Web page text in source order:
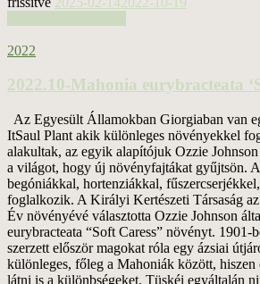
2022
2022.10-Mahonia eurybracteata
Az Egyesült Államokban Giorgiaban van
ItSaul Plant akik különleges növényekkel
alakultak, az egyik alapítójuk Ozzie
a világot, hogy új növényfajtákat gyűjtsön.
begóniákkal, hortenziákkal,
foglalkozik. A Királyi Kertészeti Társaság
Év növényévé választotta Ozzie Johnson
eurybracteata “Soft Caress” növényt. 1901-
szerzett először magokat róla egy ázsiai
különleges, főleg a Mahoniák között, hiszen
látni is a különbségeket. Tüskéi egyáltalán